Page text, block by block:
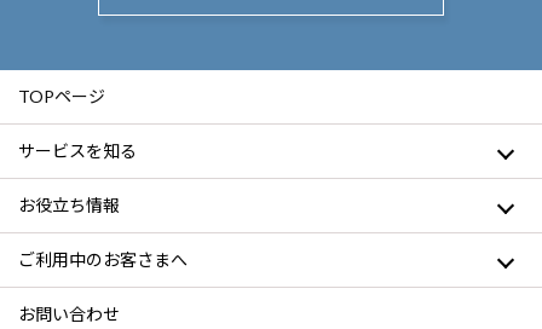
TOPページ
サービスを知る
お役立ち情報
ご利用中のお客さまへ
お問い合わせ